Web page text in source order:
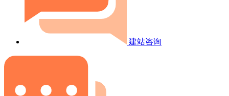
建站咨询